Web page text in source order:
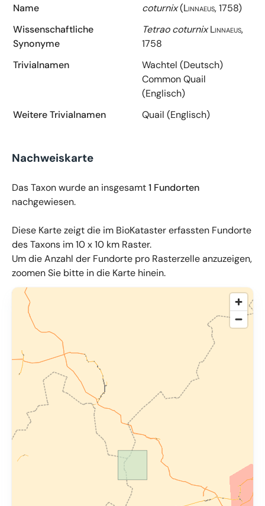
Name
coturnix(Linnaeus, 1758)
Wissenschaftliche
Synonyme
Tetrao coturnix Linnaeus,
1758
Trivialnamen
Wachtel (Deutsch)
Common Quail
(Englisch)
Weitere Trivialnamen
Quail (Englisch)
Nachweiskarte
Das Taxon wurde an insgesamt1 Fundorten
nachgewiesen.
Diese Karte zeigt die im BioKataster erfassten Fundorte
des Taxons im 10 x 10 km Raster.
Um die Anzahl der Fundorte pro Rasterzelle anzuzeigen,
zoomen Sie bitte in die Karte hinein.
© OpenMapTiles